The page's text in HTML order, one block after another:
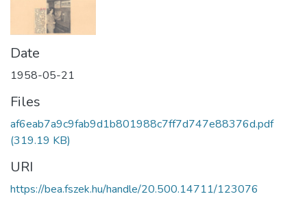
Date
1958-05-21
Files
af6eab7a9c9fab9d1b801988c7ff7d747e88376d.pdf
(319.19 KB)
URI
https://bea.fszek.hu/handle/20.500.14711/123076